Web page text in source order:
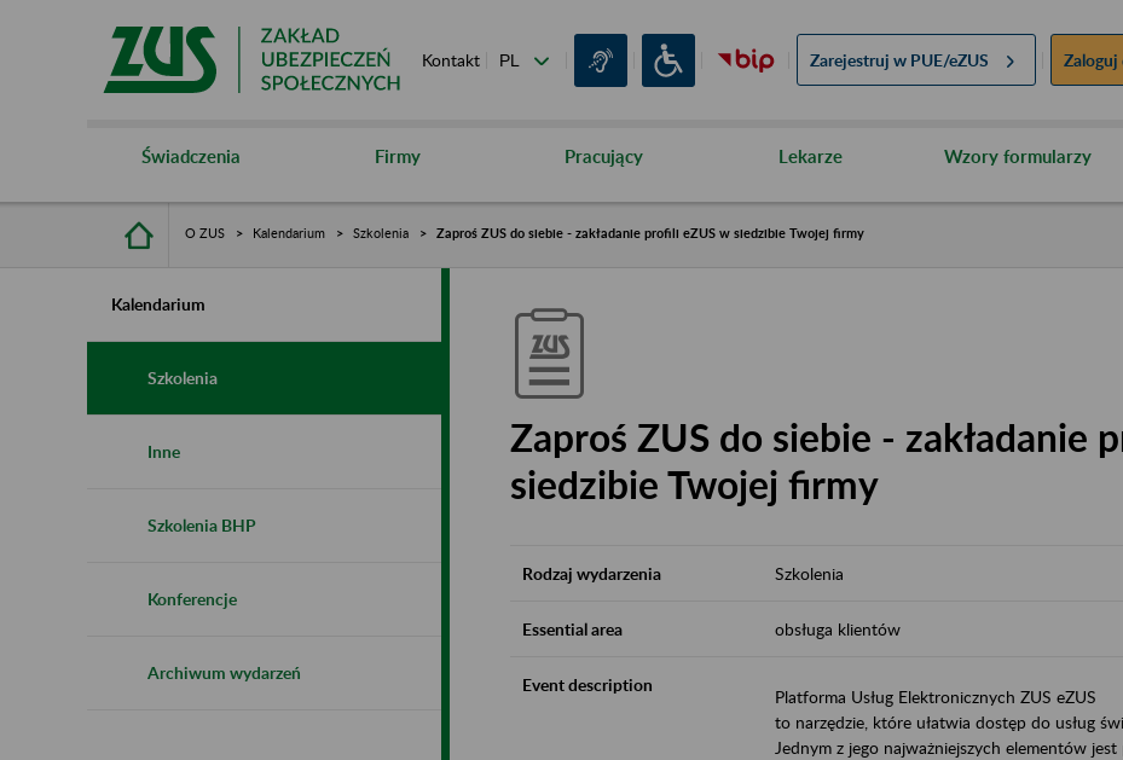
Kontakt Zarejestruj w PUE/eZUS Zaloguj
Świadczenia Firmy Pracujący Lekarze Wzory formularzy
O ZUS Kalendarium Szkolenia Zaproś ZUS do siebie - zakładanie profili eZUS w siedzibie Twojej firmy
Kalendarium
Szkolenia
Inne
Szkolenia BHP
Konferencje
Archiwum wydarzeń
Zaproś ZUS do siebie - zakładanie
siedzibie Twojej firmy
Rodzaj wydarzenia Szkolenia
Essential area obsługa klientów
Event description
Platforma Usług Elektronicznych ZUS eZUS
to narzędzie, które ułatwia dostęp do usług
Jednym z jego najważniejszych elementów